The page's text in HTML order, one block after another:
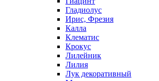
Гладиолус
Ирис, Фрезия
Калла
Клематис
Крокус
Лилейник
Лилия
Лук декоративный